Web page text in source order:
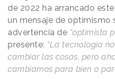
de 2022 ha arrancado
un mensaje de optimismo
advertencia de “optimista
presente: “La tecnología
cambiar las cosas, pero
cambiamos para bien o